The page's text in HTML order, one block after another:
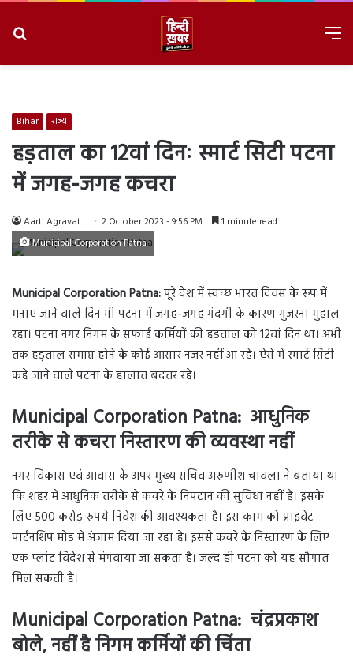
Bihar राज्य
हड़ताल का 12वां दिनः स्मार्ट सिटी पटना
में जगह-जगह कचरा
Aarti Agravat 2 October 2023 - 9:56 PM 1 minute read
Municipal Corporation Patna
Municipal Corporation Patna:पूरे देश में स्वच्छ भारत दिवस के रूप में
मनाए जाने वाले दिन भी पटना में जगह-जगह गंदगी के कारण गुजरना मुहाल
रहा। पटना नगर निगम के सफाई कर्मियों की हड़ताल को 12वां दिन था। अभी
तक हड़ताल समाप्त होने के कोई आसार नजर नहीं आ रहे। ऐसे में स्मार्ट सिटी
कहे जाने वाले पटना के हालात बदतर रहे।
Municipal Corporation Patna: आधुनिक
तरीके से कचरा निस्तारण की व्यवस्था नहीं
नगर विकास एवं आवास के अपर मुख्य सचिव अरुणीश चावला ने बताया था
कि शहर में आधुनिक तरीके से कचरे के निपटान की सुविधा नहीं है। इसके
लिए 500 करोड़ रुपये निवेश की आवश्यकता है। इस काम को प्राइवेट
पार्टनशिप मोड में अंजाम दिया जा रहा है। इससे कचरे के निस्तारण के लिए
एक प्लांट विदेश से मंगवाया जा सकता है। जल्द ही पटना को यह सौगात
मिल सकती है।
Municipal Corporation Patna: चंद्रप्रकाश
बोले, नहीं है निगम कर्मियों की चिंता